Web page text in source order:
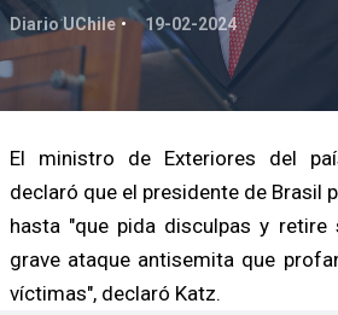
Diario UChile 19-02-2024
El ministro de Exteriores del
declaró que el presidente de Brasil
hasta "que pida disculpas y retire
grave ataque antisemita que
víctimas", declaró Katz.